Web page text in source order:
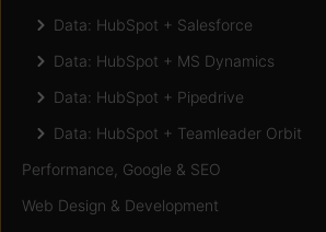
Data: HubSpot + Salesforce
Data: HubSpot + MS Dynamics
Data: HubSpot + Pipedrive
Data: HubSpot + Teamleader Orbit
Performance, Google & SEO
Web Design & Development